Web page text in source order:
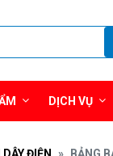
DỊCH VỤ